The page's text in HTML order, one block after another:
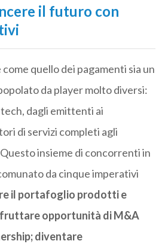
il futuro con
quello dei pagamenti sia un
da player molto diversi:
dagli emittenti ai
di servizi completi agli
insieme di concorrenti in
da cinque imperativi
il portafoglio prodotti e
opportunità di M&A
diventare